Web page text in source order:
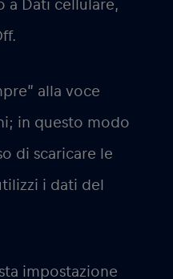
a Dati cellulare,
alla voce
in questo modo
di scaricare le
i dati del
impostazione